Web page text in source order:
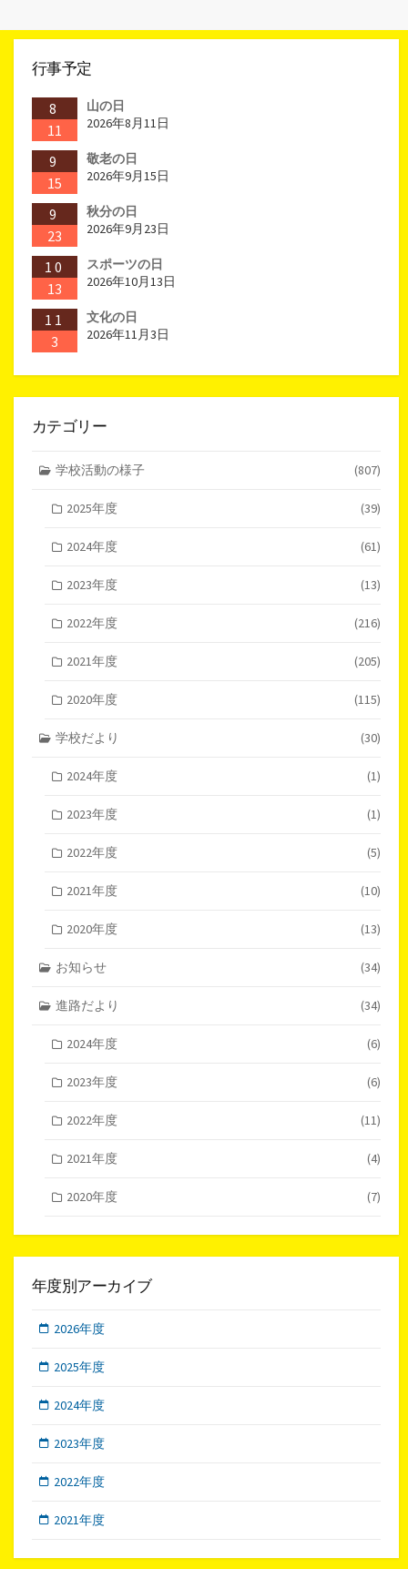
行事予定
8
11
山の日
2026年8月11日
9
15
敬老の日
2026年9月15日
9
23
秋分の日
2026年9月23日
10
13
スポーツの日
2026年10月13日
11
3
文化の日
2026年11月3日
カテゴリー
学校活動の様子 (807)
2025年度 (39)
2024年度 (61)
2023年度 (13)
2022年度 (216)
2021年度 (205)
2020年度 (115)
学校だより (30)
2024年度 (1)
2023年度 (1)
2022年度 (5)
2021年度 (10)
2020年度 (13)
お知らせ (34)
進路だより (34)
2024年度 (6)
2023年度 (6)
2022年度 (11)
2021年度 (4)
2020年度 (7)
年度別アーカイブ
2026年度
2025年度
2024年度
2023年度
2022年度
2021年度